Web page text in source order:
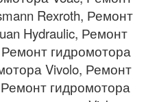
Rexroth, Ремонт
Hydraulic, Ремонт
гидромотора
Vivolo, Ремонт
гидромотора